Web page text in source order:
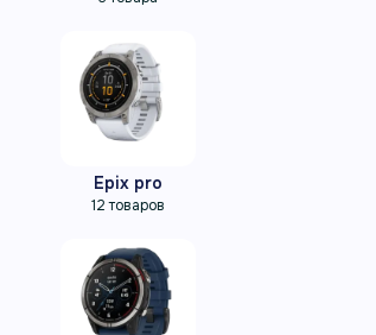
Epix pro
12 товаров